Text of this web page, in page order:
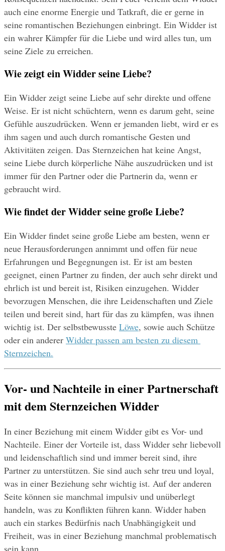
auch eine enorme Energie und Tatkraft, die er gerne in
seine romantischen Beziehungen einbringt. Ein Widder ist
ein wahrer Kämpfer für die Liebe und wird alles tun, um
seine Ziele zu erreichen.
Wie zeigt ein Widder seine Liebe?
Ein Widder zeigt seine Liebe auf sehr direkte und offene
Weise. Er ist nicht schüchtern, wenn es darum geht, seine
Gefühle auszudrücken. Wenn er jemanden liebt, wird er es
ihm sagen und auch durch romantische Gesten und
Aktivitäten zeigen. Das Sternzeichen hat keine Angst,
seine Liebe durch körperliche Nähe auszudrücken und ist
immer für den Partner oder die Partnerin da, wenn er
gebraucht wird.
Wie findet der Widder seine große Liebe?
Ein Widder findet seine große Liebe am besten, wenn er
neue Herausforderungen annimmt und offen für neue
Erfahrungen und Begegnungen ist. Er ist am besten
geeignet, einen Partner zu finden, der auch sehr direkt und
ehrlich ist und bereit ist, Risiken einzugehen. Widder
bevorzugen Menschen, die ihre Leidenschaften und Ziele
teilen und bereit sind, hart für das zu kämpfen, was ihnen
wichtig ist. Der selbstbewusste Löwe, sowie auch Schütze
oder ein anderer Widder passen am besten zu diesem
Sternzeichen.
Vor- und Nachteile in einer Partnerschaft
mit dem Sternzeichen Widder
In einer Beziehung mit einem Widder gibt es Vor- und
Nachteile. Einer der Vorteile ist, dass Widder sehr liebevoll
und leidenschaftlich sind und immer bereit sind, ihre
Partner zu unterstützen. Sie sind auch sehr treu und loyal,
was in einer Beziehung sehr wichtig ist. Auf der anderen
Seite können sie manchmal impulsiv und unüberlegt
handeln, was zu Konflikten führen kann. Widder haben
auch ein starkes Bedürfnis nach Unabhängigkeit und
Freiheit, was in einer Beziehung manchmal problematisch
sein kann.